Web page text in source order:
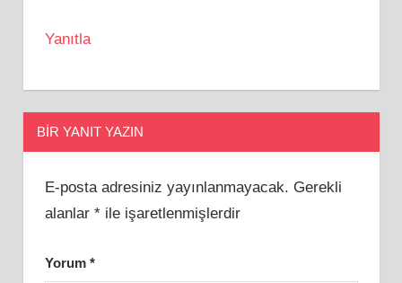
Yanıtla
BIR YANIT YAZIN
E-posta adresiniz yayınlanmayacak. Gerekli
alanlar *ile işaretlenmişlerdir
Yorum *